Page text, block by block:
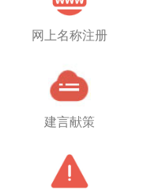
网上名称注册
建言献策